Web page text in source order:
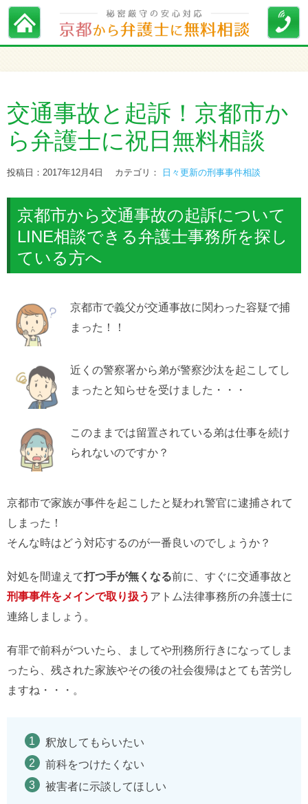
交通事故と起訴！京都市か
ら弁護士に祝日無料相談
投稿日：2017年12月4日 カテゴリ： 日々更新の刑事事件相談
京都市から交通事故の起訴について
LINE相談できる弁護士事務所を探し
ている方へ
京都市で義父が交通事故に関わった容疑で捕
まった！！
近くの警察署から弟が警察沙汰を起こしてし
まったと知らせを受けました・・・
このままでは留置されている弟は仕事を続け
られないのですか？
京都市で家族が事件を起こしたと疑われ警官に逮捕されて
しまった！
そんな時はどう対応するのが一番良いのでしょうか？
対処を間違えて打つ手が無くなる前に、すぐに交通事故と
刑事事件をメインで取り扱う アトム法律事務所の弁護士に
連絡しましょう。
有罪で前科がついたら、ましてや刑務所行きになってしま
ったら、残された家族やその後の社会復帰はとても苦労し
ますね・・・。
釈放してもらいたい
前科をつけたくない
被害者に示談してほしい